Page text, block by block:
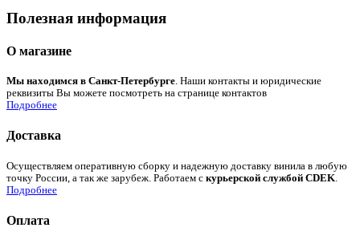
Полезная информация
О магазине
Мы находимся в Санкт-Петербурге. Наши контакты и юридические
реквизиты Вы можете посмотреть на странице контактов
Подробнее
Доставка
Осуществляем оперативную сборку и надежную доставку винила в любую
точку России, а так же зарубеж. Работаем с курьерской службой CDEK
Подробнее
Оплата